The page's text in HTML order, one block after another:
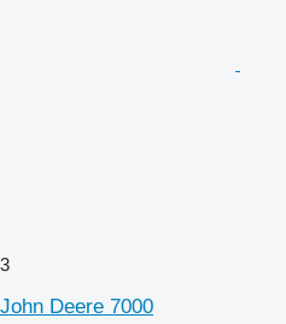
3
John Deere 7000